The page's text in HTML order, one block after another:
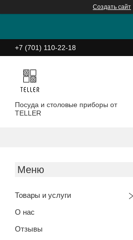
Создать сайт
+7 (701) 110-22-18
Посуда и столовые приборы от
TELLER
Товары и услуги
О нас
Отзывы